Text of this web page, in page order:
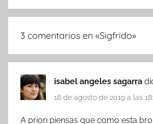
3 comentarios en «Sigfrido»
isabel angeles sagarra
16 de agosto de 2019 a las
A priori piensas que como esta